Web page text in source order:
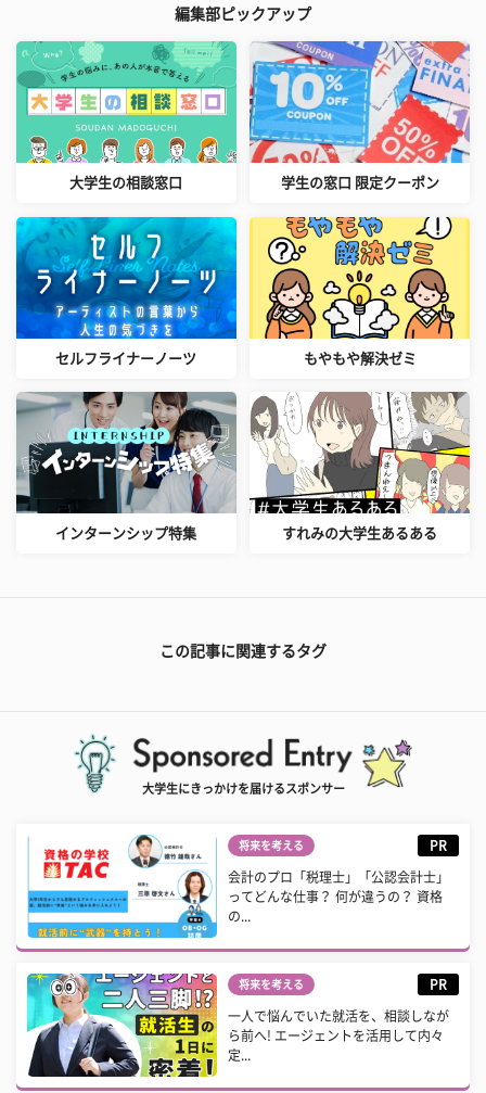
編集部ピックアップ
大学生の相談窓口 学生の窓口 限定クーポン
セルフライナーノーツ もやもや解決ゼミ
インターンシップ特集 すれみの大学生あるある
この記事に関連するタグ
大学生にきっかけを届けるスポンサー
将来を考える PR
会計のプロ「税理士」「公認会計士」
ってどんな仕事？ 何が違うの？ 資格
の...
将来を考える PR
一人で悩んでいた就活を、相談しなが
ら前へ! エージェントを活用して内々
定...